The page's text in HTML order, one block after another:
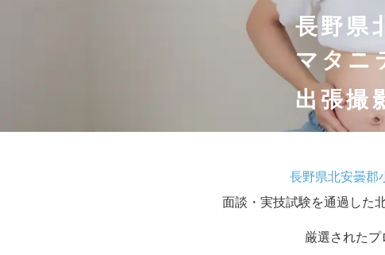
長野県
マタニ
出張撮
長野県北安曇郡
面談・実技試験を通過した
厳選されたプ